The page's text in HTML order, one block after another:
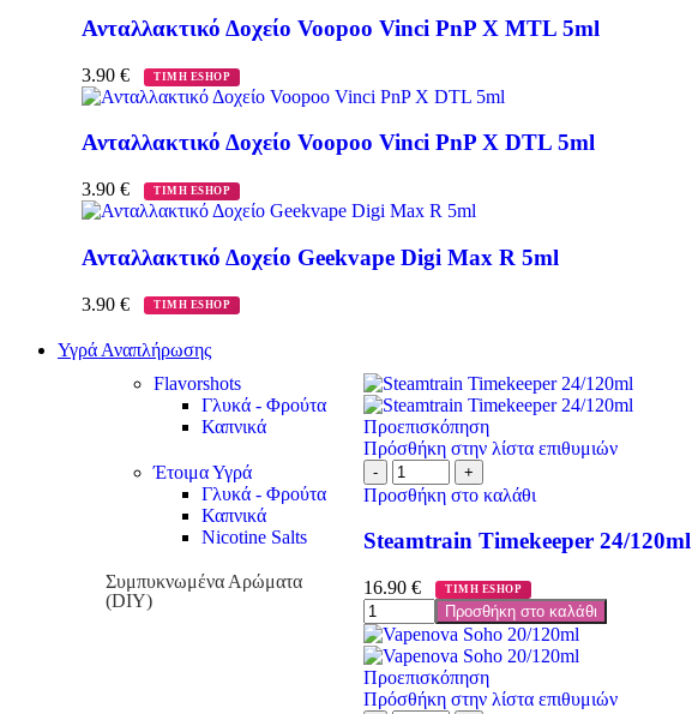
Ανταλλακτικό Δοχείο Voopoo Vinci PnP X MTL 5ml
3.90 € ΤΙΜΗ ESHOP
Ανταλλακτικό Δοχείο Voopoo Vinci PnP X DTL 5ml
3.90 € ΤΙΜΗ ESHOP
Ανταλλακτικό Δοχείο Geekvape Digi Max R 5ml
3.90 € ΤΙΜΗ ESHOP
Υγρά Αναπλήρωσης
Flavorshots
Γλυκά - Φρούτα
Καπνικά
Έτοιμα Υγρά
Γλυκά - Φρούτα
Καπνικά
Nicotine Salts
Συμπυκνωμένα Αρώματα
(DIY)
Προεπισκόπηση
Πρόσθήκη στην λίστα επιθυμιών
Προσθήκη στο καλάθι
Steamtrain Timekeeper 24/120ml
16.90€ ΤΙΜΗ ESHOP
Προσθήκη στο καλάθι
Προεπισκόπηση
Πρόσθήκη στην λίστα επιθυμιών